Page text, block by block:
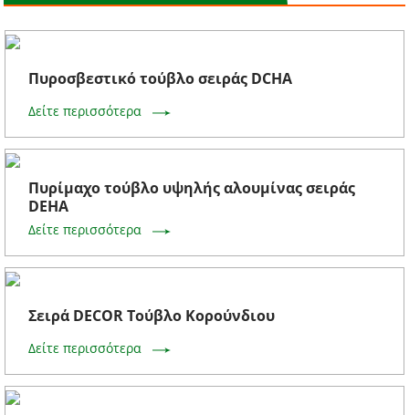
Πυροσβεστικό τούβλο σειράς DCHA
Δείτε περισσότερα
Πυρίμαχο τούβλο υψηλής αλουμίνας σειράς
DEHA
Δείτε περισσότερα
Σειρά DECOR Τούβλο Κορούνδιου
Δείτε περισσότερα